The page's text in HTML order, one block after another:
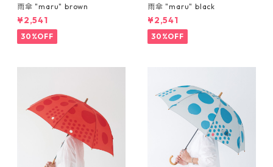
雨傘 "maru" brown
¥2,541
30%OFF
雨傘 "maru" black
¥2,541
30%OFF